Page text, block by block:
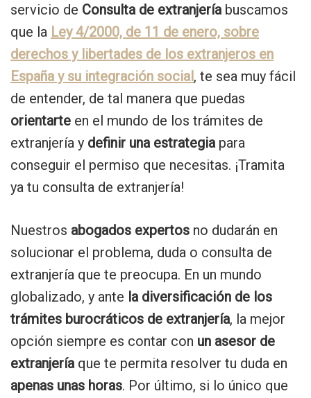
servicio de Consulta de extranjería buscamos
que la Ley 4/2000, de 11 de enero, sobre
derechos y libertades de los extranjeros en
España y su integración social , te sea muy fácil
de entender, de tal manera que puedas
orientarte en el mundo de los trámites de
extranjería y definir una estrategia para
conseguir el permiso que necesitas. ¡Tramita
ya tu consulta de extranjería!
Nuestros abogados expertos no dudarán en
solucionar el problema, duda o consulta de
extranjería que te preocupa. En un mundo
globalizado, y ante la diversificación de los
trámites burocráticos de extranjería, la mejor
opción siempre es contar con un asesor de
extranjería que te permita resolver tu duda en
apenas unas horas. Por último, si lo único que